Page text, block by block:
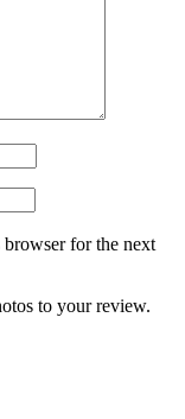
browser for the next
to your review.